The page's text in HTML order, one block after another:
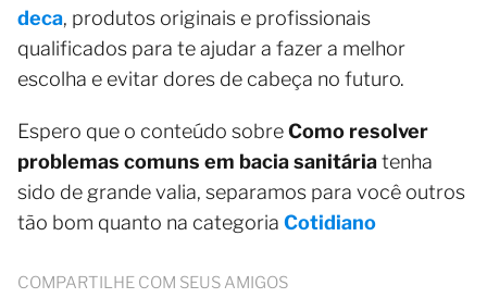
deca, produtos originais e profissionais
qualificados para te ajudar a fazer a melhor
escolha e evitar dores de cabeça no futuro.
Espero que o conteúdo sobreComo resolver
problemas comuns em bacia sanitáriatenha
sido de grande valia, separamos para você outros
tão bom quanto na categoria Cotidiano
COMPARTILHE COM SEUS AMIGOS